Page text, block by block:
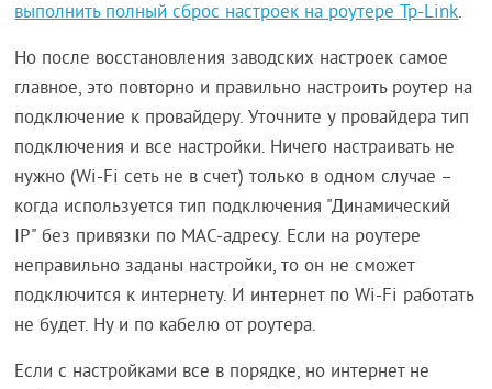
выполнить полный сброс настроек на роутере Tp-Link.
Но после восстановления заводских настроек самое
главное, это повторно и правильно настроить роутер на
подключение к провайдеру. Уточните у провайдера тип
подключения и все настройки. Ничего настраивать не
нужно (Wi-Fi сеть не в счет) только в одном случае –
когда используется тип подключения "Динамический
IP" без привязки по MAC-адресу. Если на роутере
неправильно заданы настройки, то он не сможет
подключится к интернету. И интернет по Wi-Fi работать
не будет. Ну и по кабелю от роутера.
Если с настройками все в порядке, но интернет не